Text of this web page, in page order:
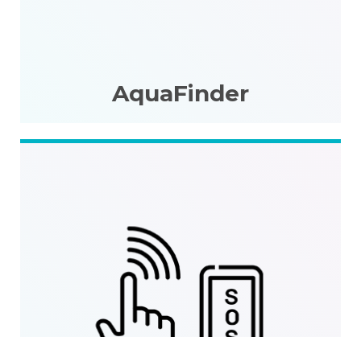
AquaFinder